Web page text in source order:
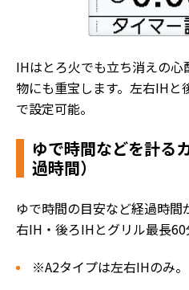
IHはとろ火でも立ち消えの
物にも重宝します。左右IH
で設定可能。
ゆで時間などを計る
過時間）
ゆで時間の目安など経過時
右IH・後ろIHとグリル最長60
※A2タイプは左右IHのみ。